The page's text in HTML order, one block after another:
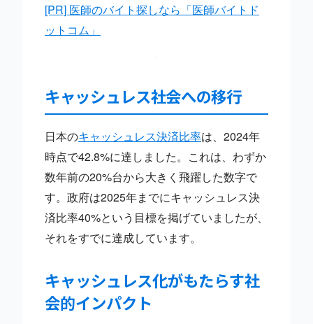
[PR] 医師のバイト探しなら「医師バイトド
ットコム」
キャッシュレス社会への移行
日本のキャッシュレス決済比率は、2024年
時点で42.8%に達しました。これは、わずか
数年前の20%台から大きく飛躍した数字で
す。政府は2025年までにキャッシュレス決
済比率40%という目標を掲げていましたが、
それをすでに達成しています。
キャッシュレス化がもたらす社
会的インパクト